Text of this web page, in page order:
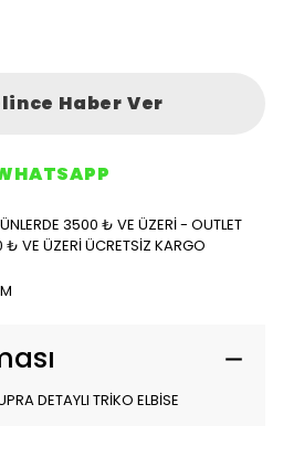
Haber Ver
3500 ₺ VE ÜZERİ - OUTLET
VE ÜZERİ ÜCRETSİZ KARGO
DETAYLI TRİKO ELBİSE